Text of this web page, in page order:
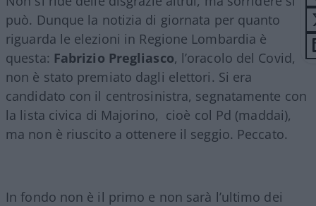
può. Dunque la notizia di giornata per quanto
riguarda le elezioni in Regione Lombardia è
questa: Fabrizio Pregliasco, l’oracolo del Covid,
non è stato premiato dagli elettori. Si era
candidato con il centrosinistra, segnatamente con
la lista civica di Majorino, cioè col Pd (maddai),
ma non è riuscito a ottenere il seggio. Peccato.
In fondo non è il primo e non sarà l’ultimo dei